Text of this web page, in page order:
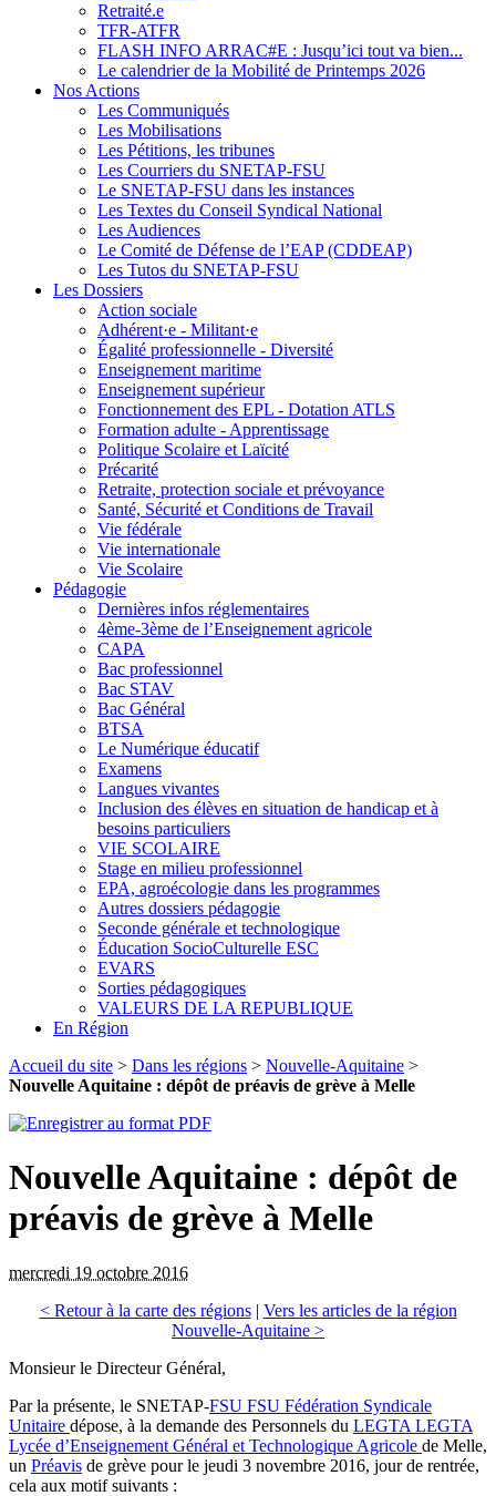
Retraité.e
TFR-ATFR
FLASH INFO ARRAC#E : Jusqu’ici tout va bien...
Le calendrier de la Mobilité de Printemps 2026
Nos Actions
Les Communiqués
Les Mobilisations
Les Pétitions, les tribunes
Les Courriers du SNETAP-FSU
Le SNETAP-FSU dans les instances
Les Textes du Conseil Syndical National
Les Audiences
Le Comité de Défense de l’EAP (CDDEAP)
Les Tutos du SNETAP-FSU
Les Dossiers
Action sociale
Adhérent·e - Militant·e
Égalité professionnelle - Diversité
Enseignement maritime
Enseignement supérieur
Fonctionnement des EPL - Dotation ATLS
Formation adulte - Apprentissage
Politique Scolaire et Laïcité
Précarité
Retraite, protection sociale et prévoyance
Santé, Sécurité et Conditions de Travail
Vie fédérale
Vie internationale
Vie Scolaire
Pédagogie
Dernières infos réglementaires
4ème-3ème de l’Enseignement agricole
CAPA
Bac professionnel
Bac STAV
Bac Général
BTSA
Le Numérique éducatif
Examens
Langues vivantes
Inclusion des élèves en situation de handicap et à
besoins particuliers
VIE SCOLAIRE
Stage en milieu professionnel
EPA, agroécologie dans les programmes
Autres dossiers pédagogie
Seconde générale et technologique
Éducation SocioCulturelle ESC
EVARS
Sorties pédagogiques
VALEURS DE LA REPUBLIQUE
En Région
Accueil du site > Dans les régions > Nouvelle-Aquitaine >
Nouvelle Aquitaine : dépôt de préavis de grève à Melle
Nouvelle Aquitaine : dépôt de
préavis de grève à Melle
mercredi 19 octobre 2016
< Retour à la carte des régions| Vers les articles de la région
Nouvelle-Aquitaine >
Monsieur le Directeur Général,
Par la présente, le SNETAP-FSU FSU Fédération Syndicale
Unitaire dépose, à la demande des Personnels du LEGTA LEGTA
Lycée d’Enseignement Général et Technologique Agricole de Melle,
un Préavis de grève pour le jeudi 3 novembre 2016, jour de rentrée,
cela aux motif suivants :